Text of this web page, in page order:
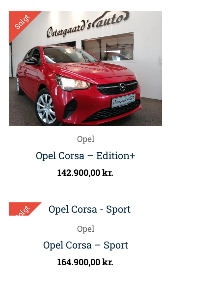
Solgt
Opel
Opel Corsa – Edition+
142.900,00kr.
Solgt
Opel
Opel Corsa – Sport
164.900,00kr.